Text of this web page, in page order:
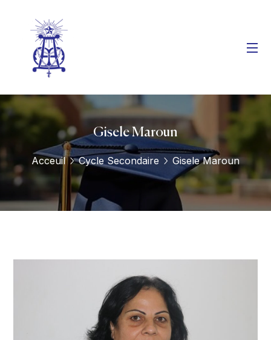
Gisele Maroun
Acceuil Cycle Secondaire Gisele Maroun